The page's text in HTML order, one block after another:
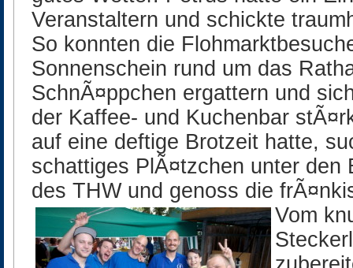
Veranstaltern und schickte
So konnten die
Sonnenschein rund um das
SchnÃ¤ppchen ergattern und
der Kaffee- und Kuchenbar
auf eine deftige Brotzeit hatte,
schattiges PlÃ¤tzchen unter den
des THW und genoss die
Vom